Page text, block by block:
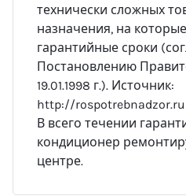
технически сложных
назначения, на
гарантийные сроки
Постановлению
19.01.1998 г.). Источник:
http://
В всего течении
кондиционер
центре.